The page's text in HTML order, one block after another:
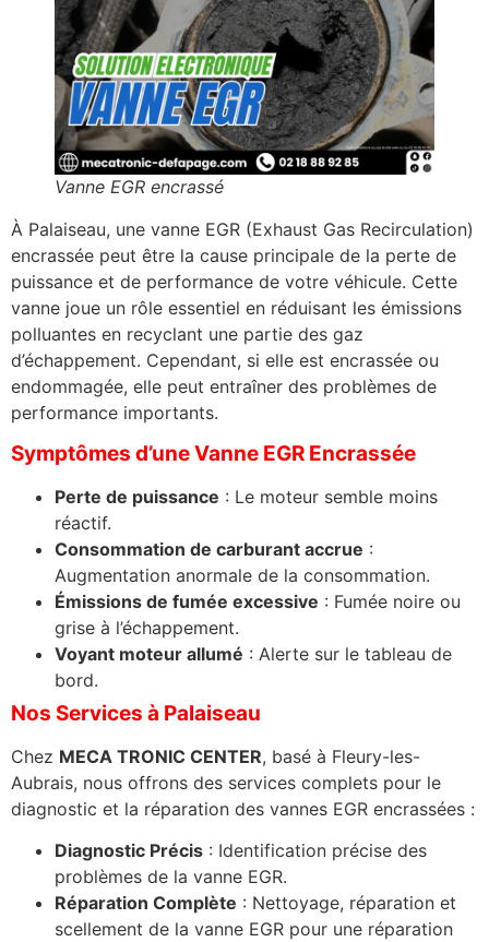
Vanne EGR encrassé
À Palaiseau, une vanne EGR (Exhaust Gas Recirculation)
encrassée peut être la cause principale de la perte de
puissance et de performance de votre véhicule. Cette
vanne joue un rôle essentiel en réduisant les émissions
polluantes en recyclant une partie des gaz
d’échappement. Cependant, si elle est encrassée ou
endommagée, elle peut entraîner des problèmes de
performance importants.
Symptômes d’une Vanne EGR Encrassée
Perte de puissance : Le moteur semble moins
réactif.
Consommation de carburant accrue :
Augmentation anormale de la consommation.
Émissions de fumée excessive : Fumée noire ou
grise à l’échappement.
Voyant moteur allumé : Alerte sur le tableau de
bord.
Nos Services à Palaiseau
Chez MECA TRONIC CENTER, basé à Fleury-les-
Aubrais, nous offrons des services complets pour le
diagnostic et la réparation des vannes EGR encrassées :
Diagnostic Précis : Identification précise des
problèmes de la vanne EGR.
Réparation Complète : Nettoyage, réparation et
scellement de la vanne EGR pour une réparation